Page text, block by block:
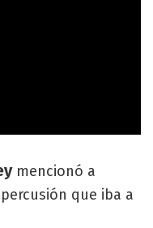
mencionó a
que iba a